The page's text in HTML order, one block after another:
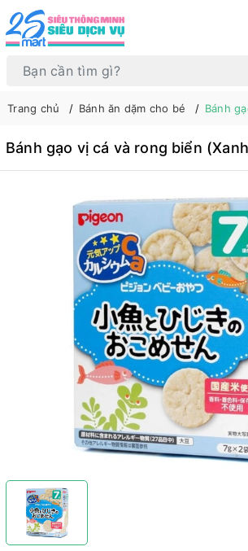
Trang chủ Bánh ăn dặm cho bé Bánh
Bánh gạo vị cá và rong biển